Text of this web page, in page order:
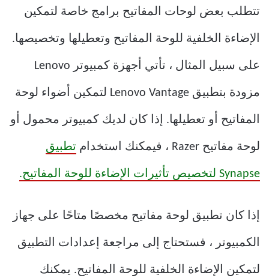
تتطلب بعض لوحات المفاتيح برامج خاصة لتمكين
الإضاءة الخلفية للوحة المفاتيح وتعطيلها وتخصيصها.
على سبيل المثال ، تأتي أجهزة كمبيوتر Lenovo
مزودة بتطبيق Lenovo Vantage لتمكين أضواء لوحة
المفاتيح أو تعطيلها. إذا كان لديك كمبيوتر محمول أو
لوحة مفاتيح Razer ، فيمكنك استخدام تطبيق
Synapse لتخصيص تأثيرات الإضاءة للوحة المفاتيح.
إذا كان تطبيق لوحة مفاتيح مخصصًا متاحًا على جهاز
الكمبيوتر ، فستحتاج إلى مراجعة إعدادات التطبيق
لتمكين الإضاءة الخلفية للوحة المفاتيح. يمكنك